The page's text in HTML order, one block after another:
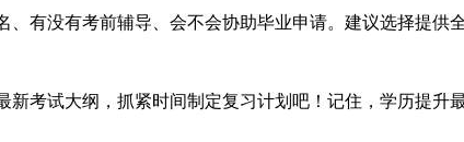
有没有考前辅导、会不会协助毕业申请。建议选择提供
考试大纲，抓紧时间制定复习计划吧！记住，学历提升